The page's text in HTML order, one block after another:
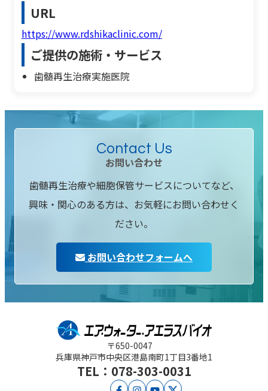
URL
https://www.rdshikaclinic.com/
ご提供の施術・サービス
歯髄再生治療実施医院
Contact Us
お問い合わせ
歯髄再生治療や細胞保管サービスについてなど、
興味・関心のある方は、お気軽にお問い合わせく
ださい。
お問い合わせフォームへ
〒650-0047
兵庫県神戸市中央区港島南町1丁目3番地1
TEL：078-303-0031